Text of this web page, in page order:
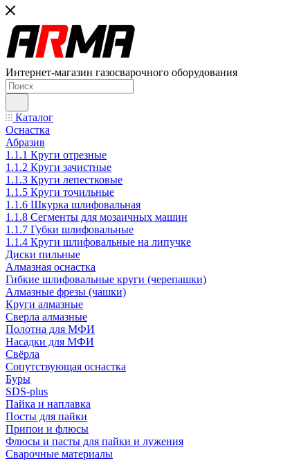
Интернет-магазин газосварочного оборудования
Каталог
Оснастка
Абразив
1.1.1 Круги отрезные
1.1.2 Круги зачистные
1.1.3 Круги лепестковые
1.1.5 Круги точильные
1.1.6 Шкурка шлифовальная
1.1.8 Сегменты для мозаичных машин
1.1.7 Губки шлифовальные
1.1.4 Круги шлифовальные на липучке
Диски пильные
Алмазная оснастка
Гибкие шлифовальные круги (черепашки)
Алмазные фрезы (чашки)
Круги алмазные
Сверла алмазные
Полотна для МФИ
Насадки для МФИ
Свёрла
Сопутствующая оснастка
Буры
SDS-plus
Пайка и наплавка
Посты для пайки
Припои и флюсы
Флюсы и пасты для пайки и лужения
Сварочные материалы